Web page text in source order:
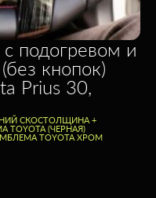
подогревом и
кнопок)
Prius 30,
СКОСТОЛЩИНА +
TOYOTA (ЧЕРНАЯ)
TOYOTA ХРОМ